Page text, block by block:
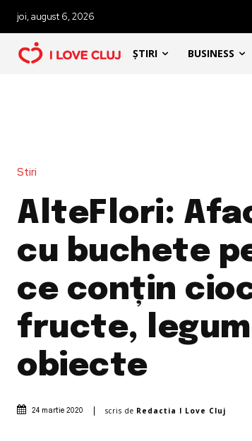
joi, august 6, 2026
ȘTIRI BUSINESS
Stiri
AlteFlori:
cu buchete
ce conțin
fructe,
obiecte
24 martie 2020 scris de Redactia I Love Cluj